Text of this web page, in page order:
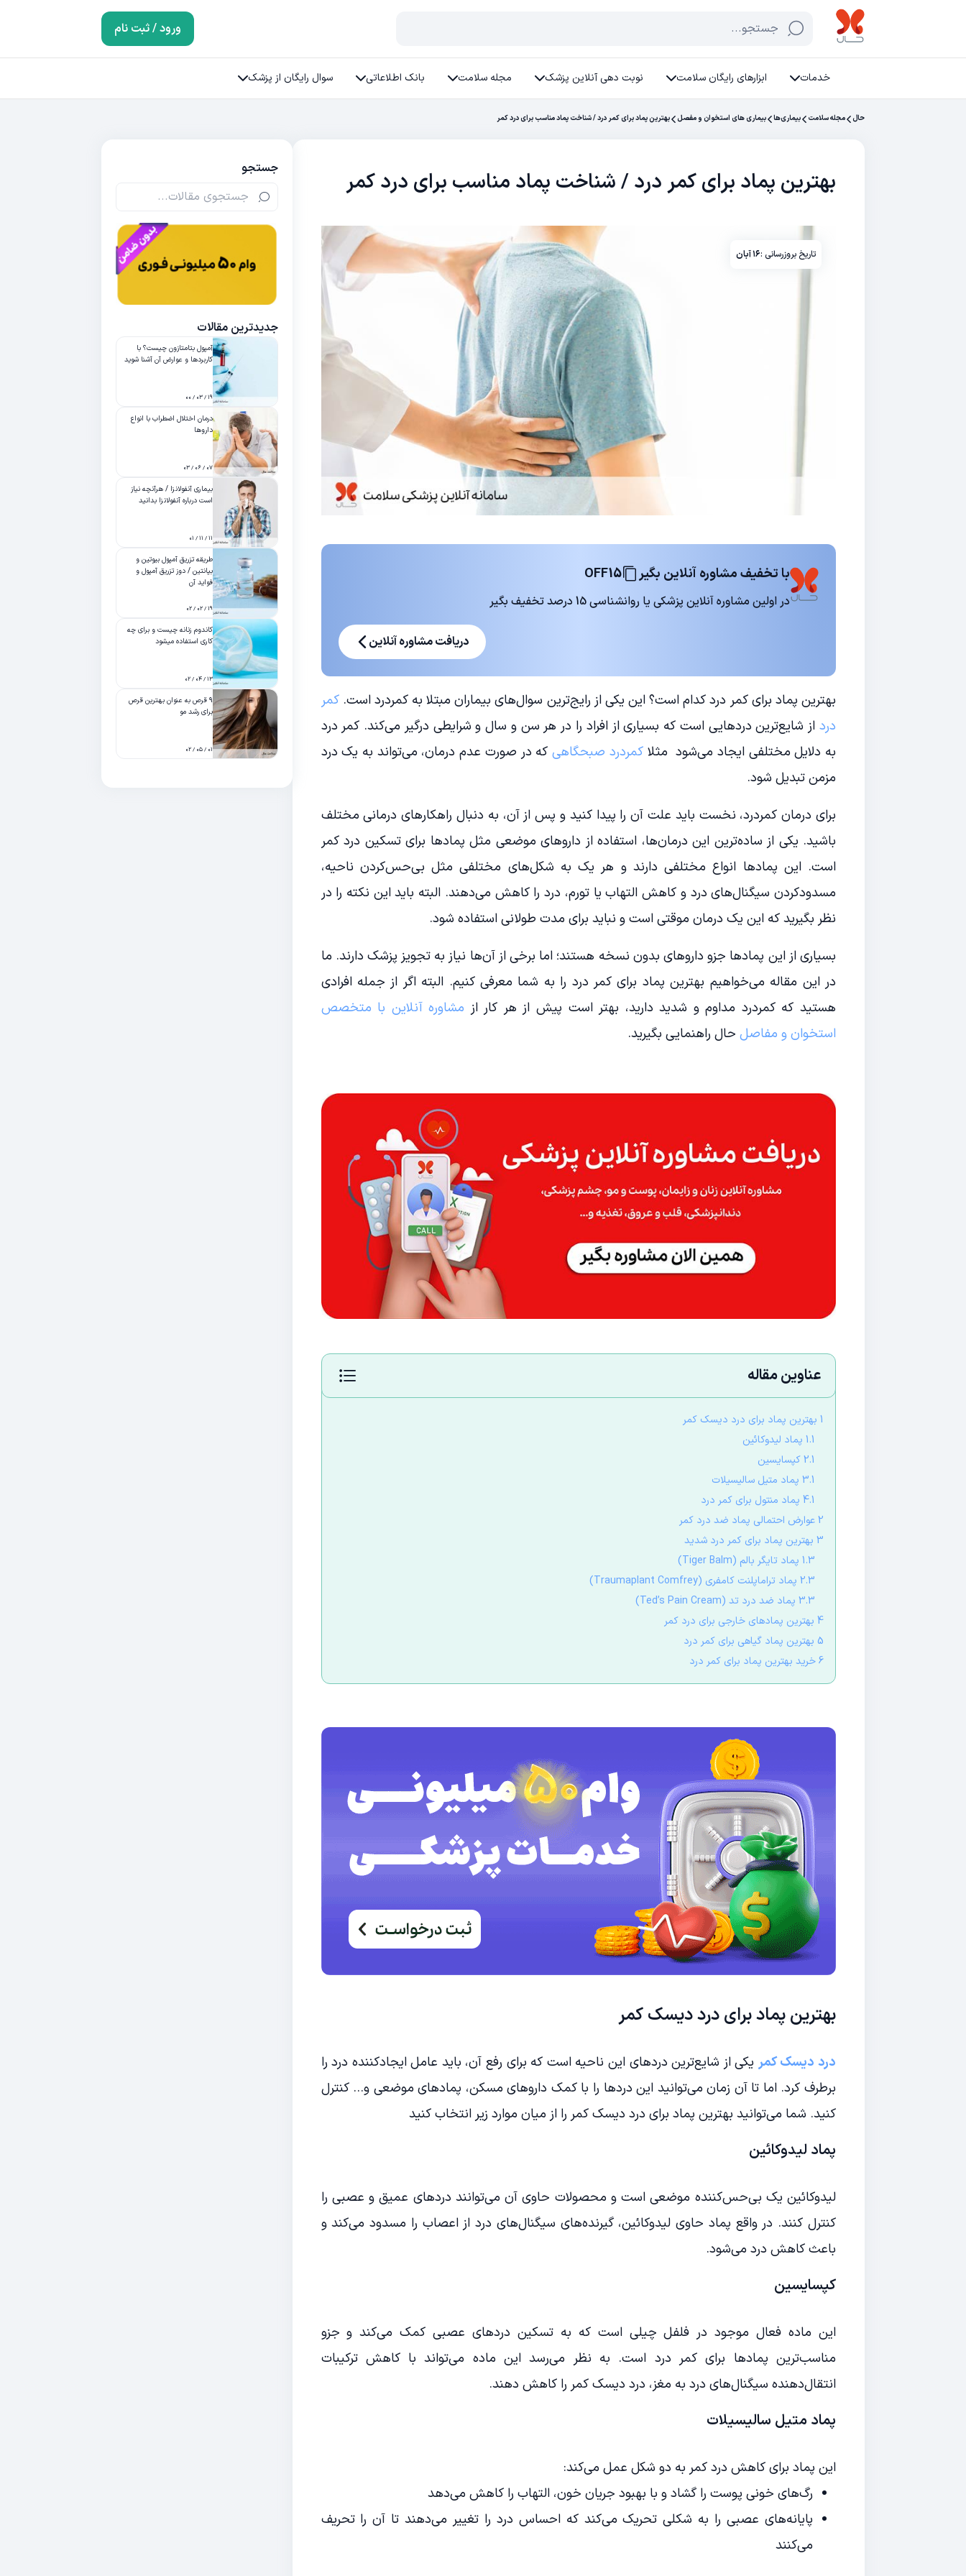
جستجو... ورود / ثبت نام
خدمات ابزارهای رایگان سلامت نوبت دهی آنلاین پزشک مجله سلامت بانک اطلاعاتی سوال رایگان از پزشک
حال مجله سلامت بیماری‌ها بیماری های استخوان و مفصل بهترین پماد برای کمر درد / شناخت پماد مناسب برای درد کمر
بهترین پماد برای کمر درد / شناخت پماد مناسب برای درد کمر
تاریخ بروزرسانی :۱۶ آبان
با تخفیف مشاوره آنلاین بگیر OFF15
در اولین مشاوره آنلاین پزشکی یا روانشناسی 15 درصد تخفیف بگیر
دریافت مشاوره آنلاین
بهترین پماد برای کمر درد کدام است؟ این یکی از رایج‌ترین سوال‌های بیماران مبتلا به کمردرد است.کمر
درد از شایع‌ترین دردهایی است که بسیاری از افراد را در هر سن و سال و شرایطی درگیر می‌کند. کمر درد
به دلایل مختلفی ایجاد می‌شود مثلاکمردرد صبحگاهیکه در صورت عدم درمان، می‌تواند به یک درد
مزمن تبدیل شود.
برای درمان کمردرد، نخست باید علت آن را پیدا کنید و پس از آن، به دنبال راهکارهای درمانی مختلف
باشید. یکی از ساده‌ترین این درمان‌ها، استفاده از داروهای موضعی مثل پمادها برای تسکین درد کمر
است. این پمادها انواع مختلفی دارند و هر یک به شکل‌های مختلفی مثل بی‌حس‌کردن ناحیه،
مسدودکردن سیگنال‌های درد و کاهش التهاب یا تورم، درد را کاهش می‌دهند. البته باید این نکته را در
نظر بگیرید که این یک درمان موقتی است و نباید برای مدت طولانی استفاده شود.
بسیاری از این پمادها جزو داروهای بدون نسخه هستند؛ اما برخی از آن‌ها نیاز به تجویز پزشک دارند. ما
در این مقاله می‌خواهیم بهترین پماد برای کمر درد را به شما معرفی کنیم. البته اگر از جمله افرادی
هستید که کمردرد مداوم و شدید دارید، بهتر است پیش از هر کار از مشاوره آنلاین با متخصص
استخوان و مفاصل حال راهنمایی بگیرید.
عناوین مقاله
1 بهترین پماد برای درد دیسک کمر
1.1 پماد لیدوکائین
2.1 کپسایسین
3.1 پماد متیل سالیسیلات
4.1 پماد منتول برای کمر درد
2 عوارض احتمالی پماد ضد درد کمر
3 بهترین پماد برای کمر درد شدید
1.3 پماد تایگر بالم (Tiger Balm)
2.3 پماد تراماپلنت کامفری (Traumaplant Comfrey)
3.3 پماد ضد درد تد (Ted’s Pain Cream)
4 بهترین پمادهای خارجی برای درد کمر
5 بهترین پماد گیاهی برای کمر درد
6 خرید بهترین پماد برای کمر درد
بهترین پماد برای درد دیسک کمر
درد دیسک کمر یکی از شایع‌ترین دردهای این ناحیه است که برای رفع آن، باید عامل ایجادکننده درد را
برطرف کرد. اما تا آن زمان می‌توانید این دردها را با کمک داروهای مسکن، پمادهای موضعی و… کنترل
کنید. شما می‌توانید بهترین پماد برای درد دیسک کمر را از میان موارد زیر انتخاب کنید
پماد لیدوکائین
لیدوکائین یک بی‌حس‌کننده موضعی است و محصولات حاوی آن می‌توانند دردهای عمیق و عصبی را
کنترل کنند. در واقع پماد حاوی لیدوکائین، گیرنده‌های سیگنال‌های درد از اعصاب را مسدود می‌کند و
باعث کاهش درد می‌شود.
کپسایسین
این ماده فعال موجود در فلفل چیلی است که به تسکین دردهای عصبی کمک می‌کند و جزو
مناسب‌ترین پمادها برای کمر درد است. به نظر می‌رسد این ماده می‌تواند با کاهش ترکیبات
انتقال‌دهنده سیگنال‌های درد به مغز، درد دیسک کمر را کاهش دهند.
پماد متیل سالیسیلات
این پماد برای کاهش درد کمر به دو شکل عمل می‌کند:
رگ‌های خونی پوست را گشاد و با بهبود جریان خون، التهاب را کاهش می‌دهد
پایانه‌های عصبی را به شکلی تحریک می‌کند که احساس درد را تغییر می‌دهند تا آن را تحریف
می‌کنند
جستجو
جدیدترین مقالات
آمپول بتامتازون چیست؟ با
کاربردها و عوارض آن آشنا شوید
۱۹ / ۰۳ / ۰۰
درمان اختلال اضطراب با انواع
داروها
۰۷ / ۰۶ / ۰۳
بیماری آنفولانزا / هرآنچه نیاز
است درباره آنفولانزا بدانید
۱۱ / ۱۱ / ۰۱
طریقه تزریق آمپول بیوتین و
بپانتین / دوز تزریق آمپول و
فواید آن
۱۹ / ۰۲ / ۰۲
کاندوم زنانه چیست و برای چه
کاری استفاده میشود
۱۳ / ۰۴ / ۰۲
۹ قرص به عنوان بهترین قرص
برای رشد مو
۰۱ / ۰۵ / ۰۲